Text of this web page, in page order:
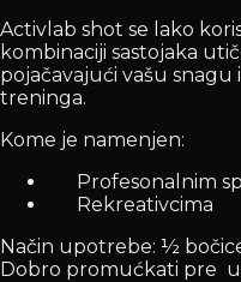
Activlab shot se lako
kombinaciji sastojaka
pojačavajući vašu
treninga.
Kome je namenjen:
Profesonalnim
Rekreativcima
Način upotrebe: ½
Dobro promućkati pre